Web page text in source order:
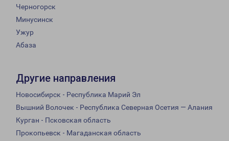
Черногорск
Минусинск
Ужур
Абаза
Другие направления
Новосибирск - Республика Марий Эл
Вышний Волочек - Республика Северная Осетия — Алания
Курган - Псковская область
Прокопьевск - Магаданская область